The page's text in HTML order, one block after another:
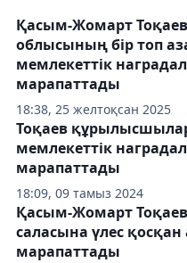
18:38, 25 желтоқсан 2025
Қасым-Жомарт
облысының бір топ
мемлекеттік
марапаттады
18:09, 09 тамыз 2024
Тоқаев
мемлекеттік
марапаттады
Қасым-Жомарт Тоқаев
саласына үлес
марапаттады